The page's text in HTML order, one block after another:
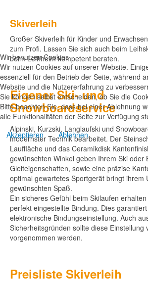
Skiverleih
Großer Skiverleih für Kinder und
zum Profi. Lassen Sie sich auch beim
beim Leihhelm kompetent beraten.
Eigener Ski- und
Snowboardservice
Alpinski, Kurzski, Langlaufski und
modernster Technik bearbeitet. Der
Lauffläche und das Ceramikdisk
gewünschten Winkel geben Ihrem Ski oder
Gleiteigenschaften, sowie eine präzise
optimal gewartetes Sportgerät bringt ihrem
gewünschten Spaß.
Ein sicheres Gefühl beim Skilaufen
perfekt eingestellte Bindung. Dies
elektronische Bindungseinstellung. Auch
Sicherheitsgründen sollte diese Einstellung
vorgenommen werden.
Preisliste Skiverleih
Wir benutzen Cookies
Wir nutzen Cookies auf unserer Website.
essenziell für den Betrieb der Seite, während
Website und die Nutzererfahrung zu
Sie können selbst entscheiden, ob Sie die
Bitte beachten Sie, dass bei einer Ablehnung
alle Funktionalitäten der Seite zur Verfügung
Akzeptieren
Ablehnen